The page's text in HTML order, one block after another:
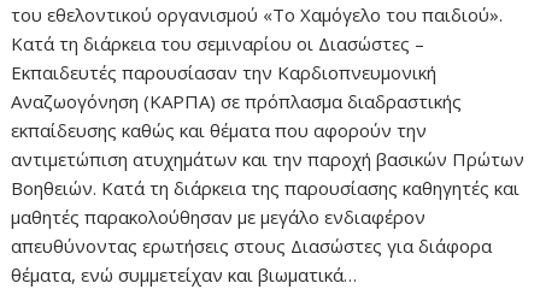
του εθελοντικού οργανισμού «Το Χαμόγελο του παιδιού».
Κατά τη διάρκεια του σεμιναρίου οι Διασώστες –
Εκπαιδευτές παρουσίασαν την Καρδιοπνευμονική
Αναζωογόνηση (ΚΑΡΠΑ) σε πρόπλασμα διαδραστικής
εκπαίδευσης καθώς και θέματα που αφορούν την
αντιμετώπιση ατυχημάτων και την παροχή βασικών Πρώτων
Βοηθειών. Κατά τη διάρκεια της παρουσίασης καθηγητές και
μαθητές παρακολούθησαν με μεγάλο ενδιαφέρον
απευθύνοντας ερωτήσεις στους Διασώστες για διάφορα
θέματα, ενώ συμμετείχαν και βιωματικά…